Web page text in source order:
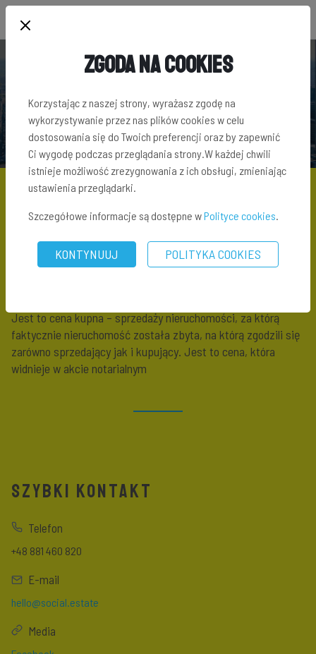
SŁOWNIK TERMINÓW INWESTYCYJNYCH
SŁOWNIK TERMINÓW INWESTYCYJNYCH\ CENA TRANSAKCYJNA
Cena transakcyjna
Jest to cena kupna – sprzedaży nieruchomości, za którą
faktycznie nieruchomość została zbyta, na którą zgodzili się
zarówno sprzedający jak i kupujący. Jest to cena, która
widnieje w akcie notarialnym
SZYBKI KONTAKT
Telefon
+48 881 460 820
E-mail
hello@social.estate
Media
Zgoda na Cookies
Korzystając z naszej strony, wyrażasz zgodę na
wykorzystywanie przez nas plików cookies w celu
dostosowania się do Twoich preferencji oraz by zapewnić
Ci wygodę podczas przeglądania strony.W każdej chwili
istnieje możliwość zrezygnowania z ich obsługi, zmieniając
ustawienia przeglądarki.
Szczegółowe informacje są dostępne wPolityce cookies.
KONTYNUUJ POLITYKA COOKIES